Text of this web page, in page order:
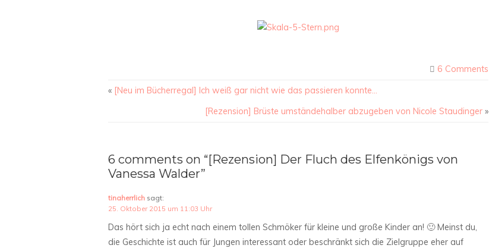
6 Comments
« [Neu im Bücherregal] Ich weiß gar nicht wie das passieren konnte…
[Rezension] Brüste umständehalber abzugeben von Nicole Staudinger »
6 comments on “[Rezension] Der Fluch des Elfenkönigs von
Vanessa Walder”
tinaherrlich sagt:
25. Oktober 2015 um 11:03 Uhr
Das hört sich ja echt nach einem tollen Schmöker für kleine und große Kinder an! 🙂 Meinst du,
die Geschichte ist auch für Jungen interessant oder beschränkt sich die Zielgruppe eher auf